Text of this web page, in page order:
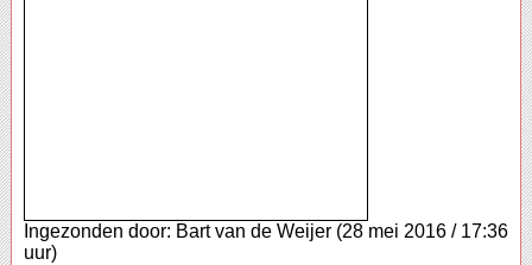
Ingezonden door: Bart van de Weijer (28 mei 2016 / 17:36
uur)